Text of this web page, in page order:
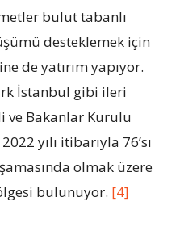
bulut tabanlı
desteklemek için
de yatırım yapıyor.
İstanbul gibi ileri
ve Bakanlar Kurulu
yılı itibarıyla 76’sı
olmak üzere
bulunuyor. [4]